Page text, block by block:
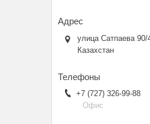
улица Сатпаева
Казахстан
+7 (727) 326-99-88
Офис